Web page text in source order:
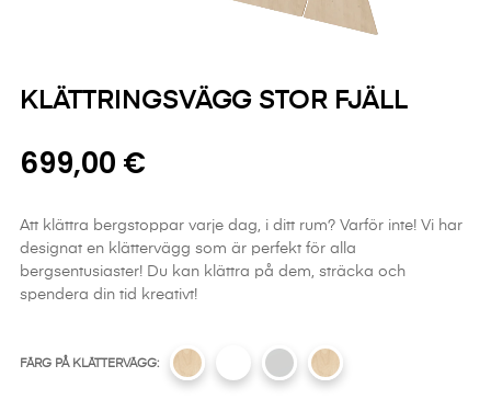
KLÄTTRINGSVÄGG STOR FJÄLL
699,00 €
Att klättra bergstoppar varje dag, i ditt rum? Varför inte! Vi har
designat en klättervägg som är perfekt för alla
bergsentusiaster! Du kan klättra på dem, sträcka och
spendera din tid kreativt!
FÄRG PÅ KLÄTTERVÄGG: